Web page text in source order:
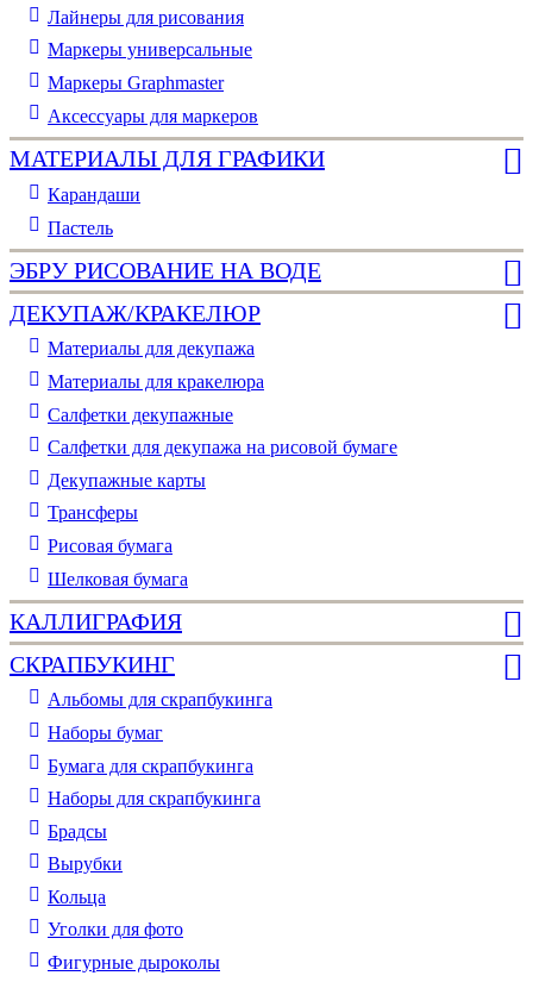
Лайнеры для рисования
Маркеры универсальные
Маркеры Graphmaster
Аксессуары для маркеров
МАТЕРИАЛЫ ДЛЯ ГРАФИКИ
Карандаши
Пастель
ЭБРУ РИСОВАНИЕ НА ВОДЕ
ДЕКУПАЖ/КРАКЕЛЮР
Материалы для декупажа
Материалы для кракелюра
Cалфетки декупажные
Салфетки для декупажа на рисовой бумаге
Декупажные карты
Трансферы
Рисовая бумага
Шелковая бумага
КАЛЛИГРАФИЯ
СКРАПБУКИНГ
Альбомы для скрапбукинга
Наборы бумаг
Бумага для скрапбукинга
Наборы для скрапбукинга
Брадсы
Вырубки
Кольца
Уголки для фото
Фигурные дыроколы